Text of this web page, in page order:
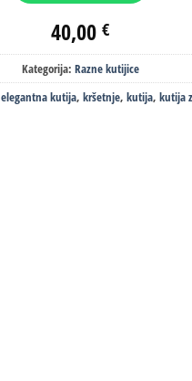
40,00 €
Kategorija: Razne kutijice
elegantna kutija, kršetnje, kutija, kutija